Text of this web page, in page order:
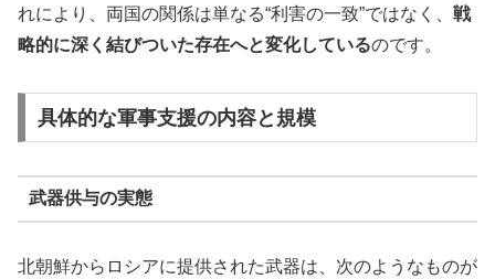
れにより、両国の関係は単なる“利害の一致”ではなく、 戦
略的に深く結びついた存在へと変化しているのです。
具体的な軍事支援の内容と規模
武器供与の実態
北朝鮮からロシアに提供された武器は、次のようなものが